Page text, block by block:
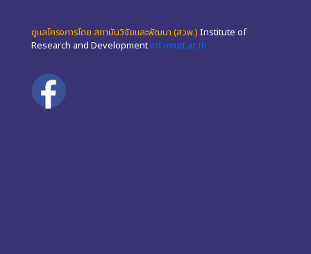
ดูแลโครงการโดย สถาบันวิจัยและพัฒนา (สวพ.) Institute of
Research and Development ird.rmutt.ac.th